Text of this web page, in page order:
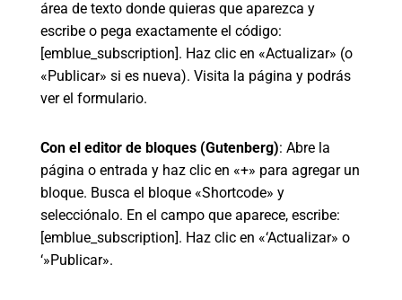
área de texto donde quieras que aparezca y
escribe o pega exactamente el código:
[emblue_subscription]. Haz clic en «Actualizar» (o
«Publicar» si es nueva). Visita la página y podrás
ver el formulario.
Con el editor de bloques (Gutenberg): Abre la
página o entrada y haz clic en «+» para agregar un
bloque. Busca el bloque «Shortcode» y
selecciónalo. En el campo que aparece, escribe:
[emblue_subscription]. Haz clic en «‘Actualizar» o
‘»Publicar».